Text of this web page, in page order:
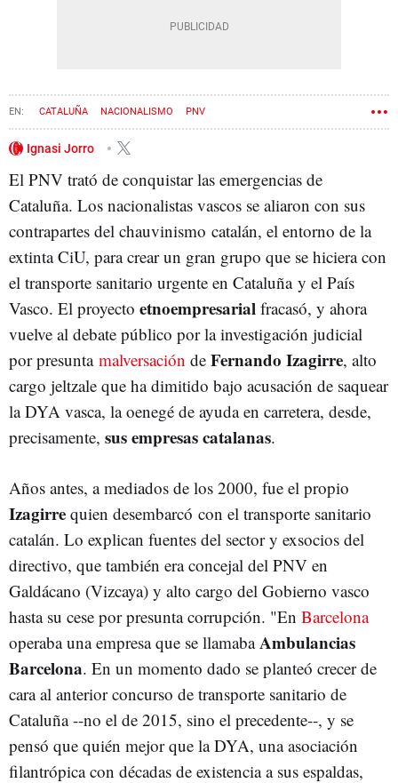
CATALUÑA NACIONALISMO PNV
Ignasi Jorro
El PNV trató de conquistar las emergencias de
Cataluña. Los nacionalistas vascos se aliaron con sus
contrapartes del chauvinismo catalán, el entorno de la
extinta CiU, para crear un gran grupo que se hiciera con
el transporte sanitario urgente en Cataluña y el País
Vasco. El proyecto etnoempresarial fracasó, y ahora
vuelve al debate público por la investigación judicial
por presunta malversación de Fernando Izagirre, alto
cargo jeltzale que ha dimitido bajo acusación de saquear
la DYA vasca, la oenegé de ayuda en carretera, desde,
precisamente, sus empresas catalanas.
Años antes, a mediados de los 2000, fue el propio
Izagirre quien desembarcó con el transporte sanitario
catalán. Lo explican fuentes del sector y exsocios del
directivo, que también era concejal del PNV en
Galdácano (Vizcaya) y alto cargo del Gobierno vasco
hasta su cese por presunta corrupción. "En Barcelona
operaba una empresa que se llamabaAmbulancias
Barcelona. En un momento dado se planteó crecer de
cara al anterior concurso de transporte sanitario de
Cataluña --no el de 2015, sino el precedente--, y se
pensó que quién mejor que la DYA, una asociación
filantrópica con décadas de existencia a sus espaldas,